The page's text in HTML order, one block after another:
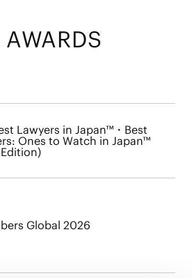
Lawyers in Japan™・Best
Ones to Watch in Japan™
Global 2026